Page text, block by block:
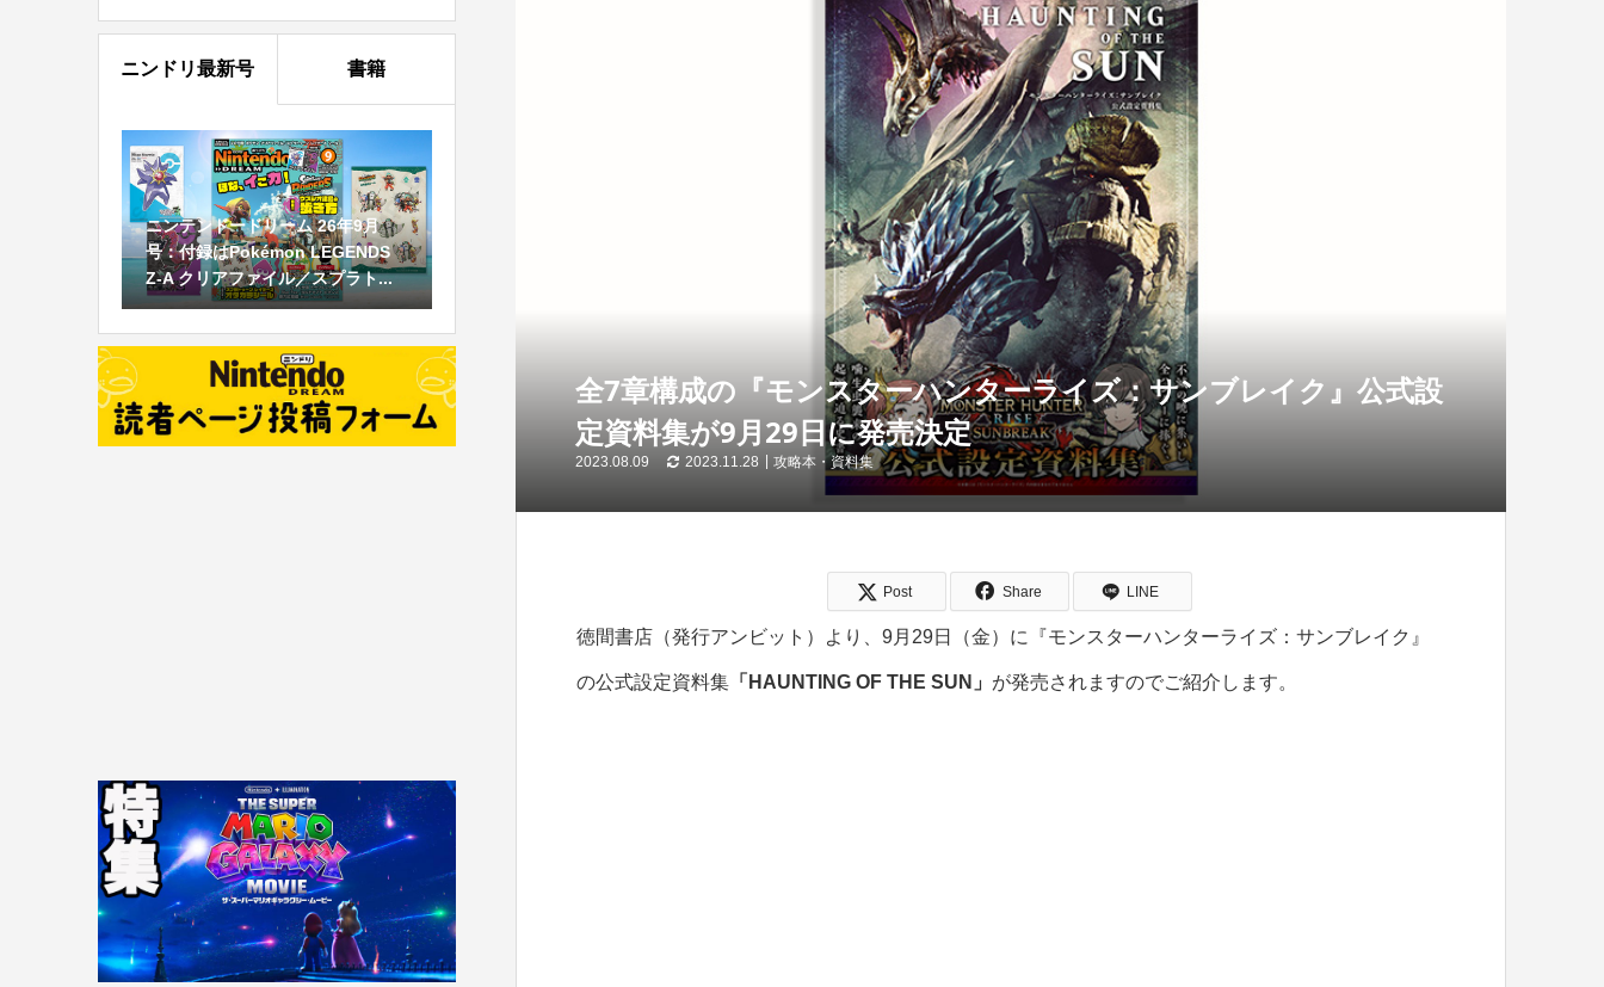
全7章構成の『モンスターハンターライズ：サンブレイク』公式設
定資料集が9月29日に発売決定
2023.08.09 2023.11.28 攻略本・資料集
Post Share LINE
徳間書店（発行アンビット）より、9月29日（金）に『モンスターハンターライズ：サンブレイク』
の公式設定資料集「HAUNTING OF THE SUN」 が発売されますのでご紹介します。
ニンドリ最新号 書籍
ニンテンドードリーム 26年9月
号：付録はPokémon LEGENDS
Z-A クリアファイル／スプラト...